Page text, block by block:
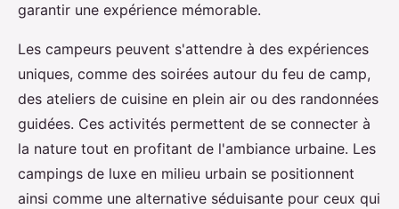
garantir une expérience mémorable.
Les campeurs peuvent s'attendre à des expériences
uniques, comme des soirées autour du feu de camp,
des ateliers de cuisine en plein air ou des randonnées
guidées. Ces activités permettent de se connecter à
la nature tout en profitant de l'ambiance urbaine. Les
campings de luxe en milieu urbain se positionnent
ainsi comme une alternative séduisante pour ceux qui